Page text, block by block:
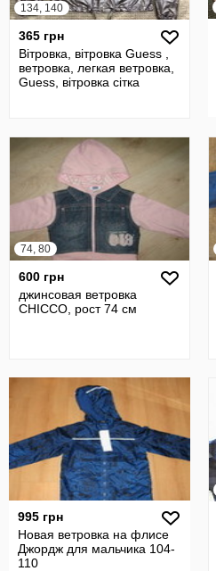
134, 140
365 грн
Вітровка, вітровка Guess ,
ветровка, легкая ветровка,
Guess, вітровка сітка
74, 80
600 грн
джинсовая ветровка
CHICCO, рост 74 см
995 грн
Новая ветровка на флисе
Джордж для мальчика 104-
110